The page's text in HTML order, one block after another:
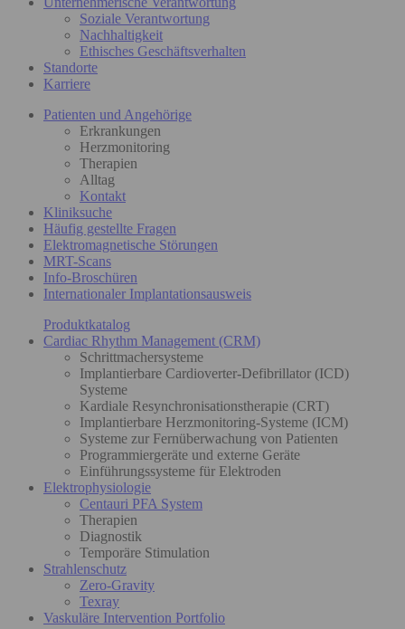
Soziale Verantwortung
Nachhaltigkeit
Ethisches Geschäftsverhalten
Standorte
Karriere
Patienten und Angehörige
Erkrankungen
Herzmonitoring
Therapien
Alltag
Kontakt
Kliniksuche
Häufig gestellte Fragen
Elektromagnetische Störungen
MRT-Scans
Info-Broschüren
Internationaler Implantationsausweis
Produktkatalog
Cardiac Rhythm Management (CRM)
Schrittmachersysteme
Implantierbare Cardioverter-Defibrillator (ICD)
Systeme
Kardiale Resynchronisationstherapie (CRT)
Implantierbare Herzmonitoring-Systeme (ICM)
Systeme zur Fernüberwachung von Patienten
Programmiergeräte und externe Geräte
Einführungssysteme für Elektroden
Elektrophysiologie
Centauri PFA System
Therapien
Diagnostik
Temporäre Stimulation
Strahlenschutz
Zero-Gravity
Texray
Vaskuläre Intervention Portfolio